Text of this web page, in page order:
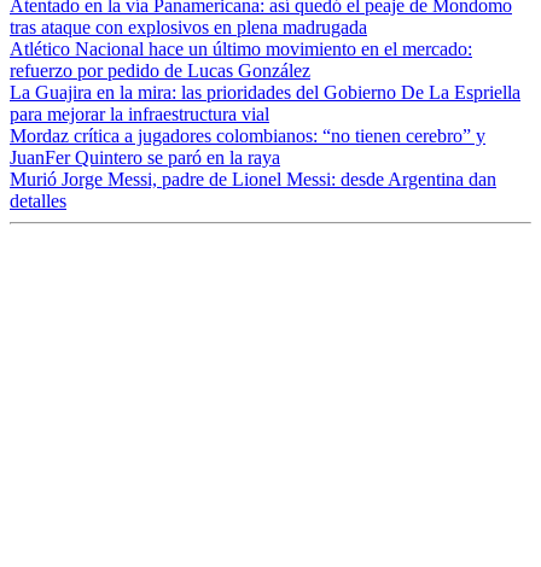
Atentado en la vía Panamericana: así quedó el peaje de Mondomo
tras ataque con explosivos en plena madrugada
Atlético Nacional hace un último movimiento en el mercado:
refuerzo por pedido de Lucas González
La Guajira en la mira: las prioridades del Gobierno De La Espriella
para mejorar la infraestructura vial
Mordaz crítica a jugadores colombianos: “no tienen cerebro” y
JuanFer Quintero se paró en la raya
Murió Jorge Messi, padre de Lionel Messi: desde Argentina dan
detalles